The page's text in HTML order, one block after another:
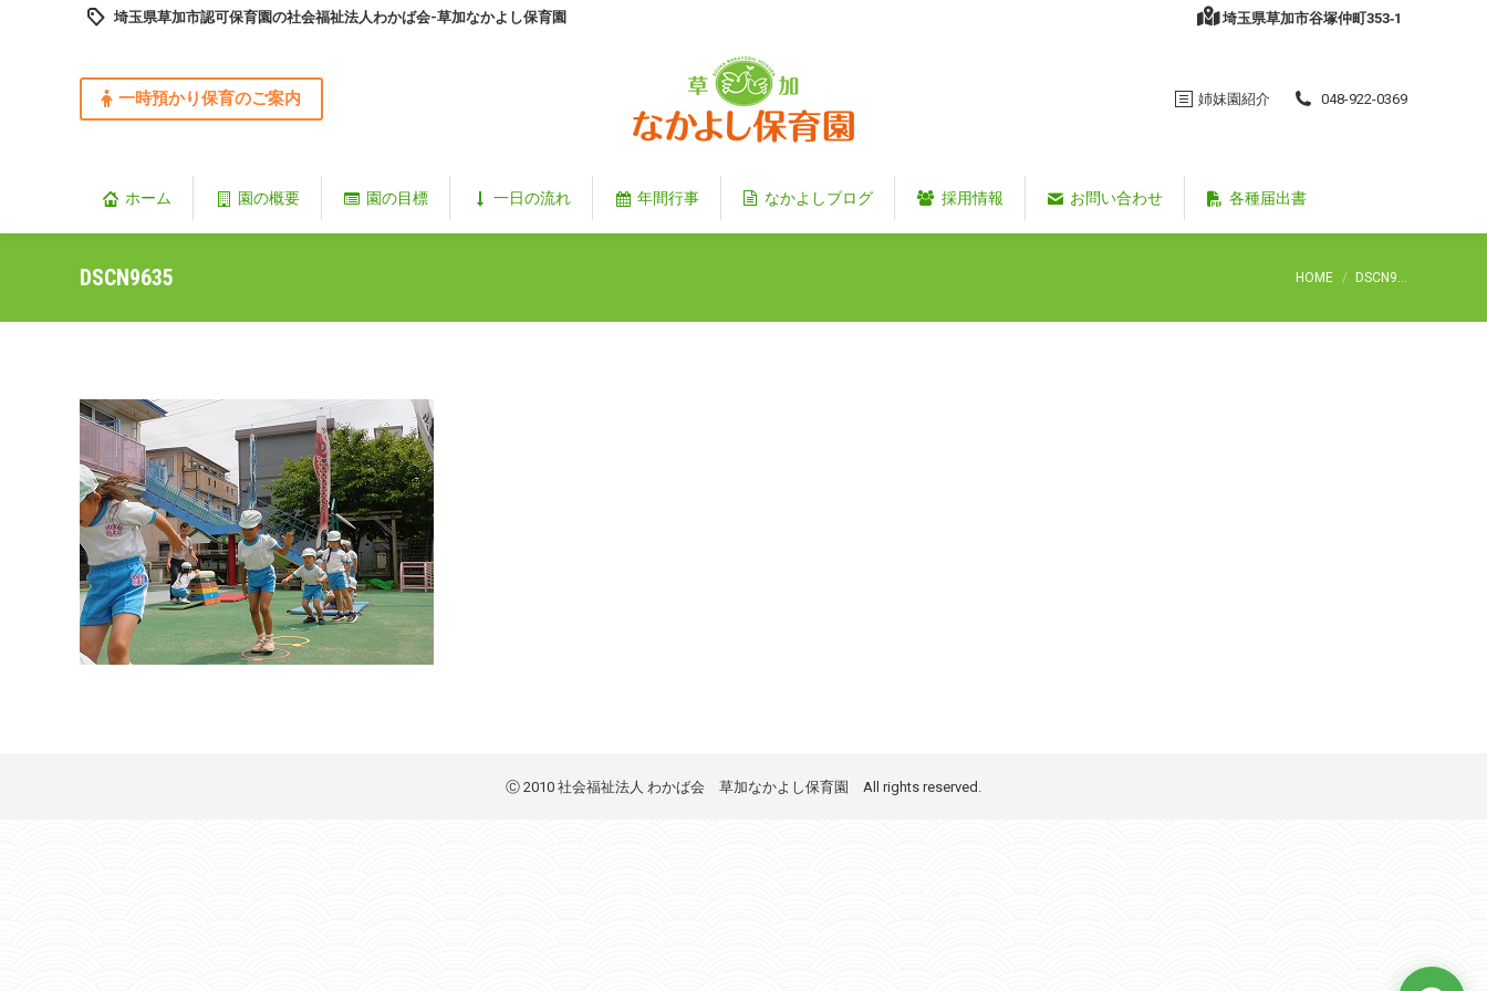
埼玉県草加市認可保育園の社会福祉法人わかば会-草加なかよし保育園 埼玉県草加市谷塚仲町353‐1
一時預かり保育のご案内 姉妹園紹介 048-922-0369
ホーム 園の概要 園の目標 一日の流れ 年間行事 なかよしブログ 採用情報 お問い合わせ 各種届出書
DSCN9635 You are here:
HOME DSCN9…
Ⓒ 2010 社会福祉法人 わかば会 草加なかよし保育園 All rights reserved.